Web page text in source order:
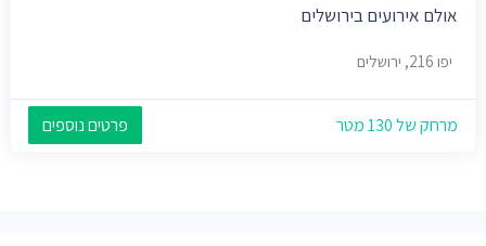
אולם אירועים בירושלים
יפו 216, ירושלים
מרחק של 130 מטר פרטים נוספים